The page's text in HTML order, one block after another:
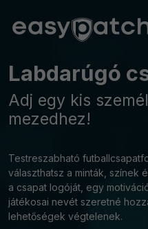
Labdarúgó
Adj egy kis
mezedhez!
Testreszabható
választhatsz a minták, színek
a csapat logóját, egy
játékosai nevét szeretné
lehetőségek végtelenek.